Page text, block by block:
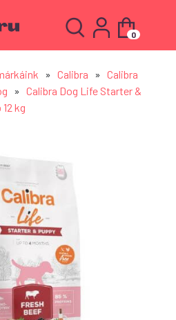
0
» Calibra » Calibra
» Calibra Dog Life Starter &
kg